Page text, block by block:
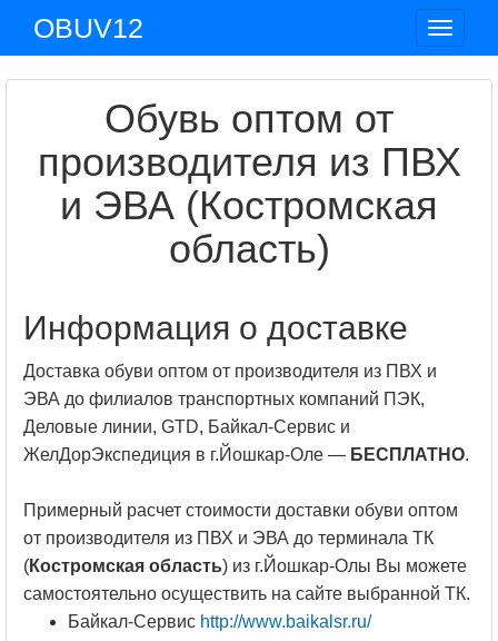
Toggle
OBUV12
Обувь оптом от
производителя из ПВХ
и ЭВА (Костромская
область)
Информация о доставке
Доставка обуви оптом от производителя из ПВХ и
ЭВА до филиалов транспортных компаний ПЭК,
Деловые линии, GTD, Байкал-Сервис и
ЖелДорЭкспедиция в г.Йошкар-Оле — БЕСПЛАТНО.
Примерный расчет стоимости доставки обуви оптом
от производителя из ПВХ и ЭВА до терминала ТК
(Костромская область) из г.Йошкар-Олы Вы можете
самостоятельно осуществить на сайте выбранной ТК.
Байкал-Сервис http://www.baikalsr.ru/